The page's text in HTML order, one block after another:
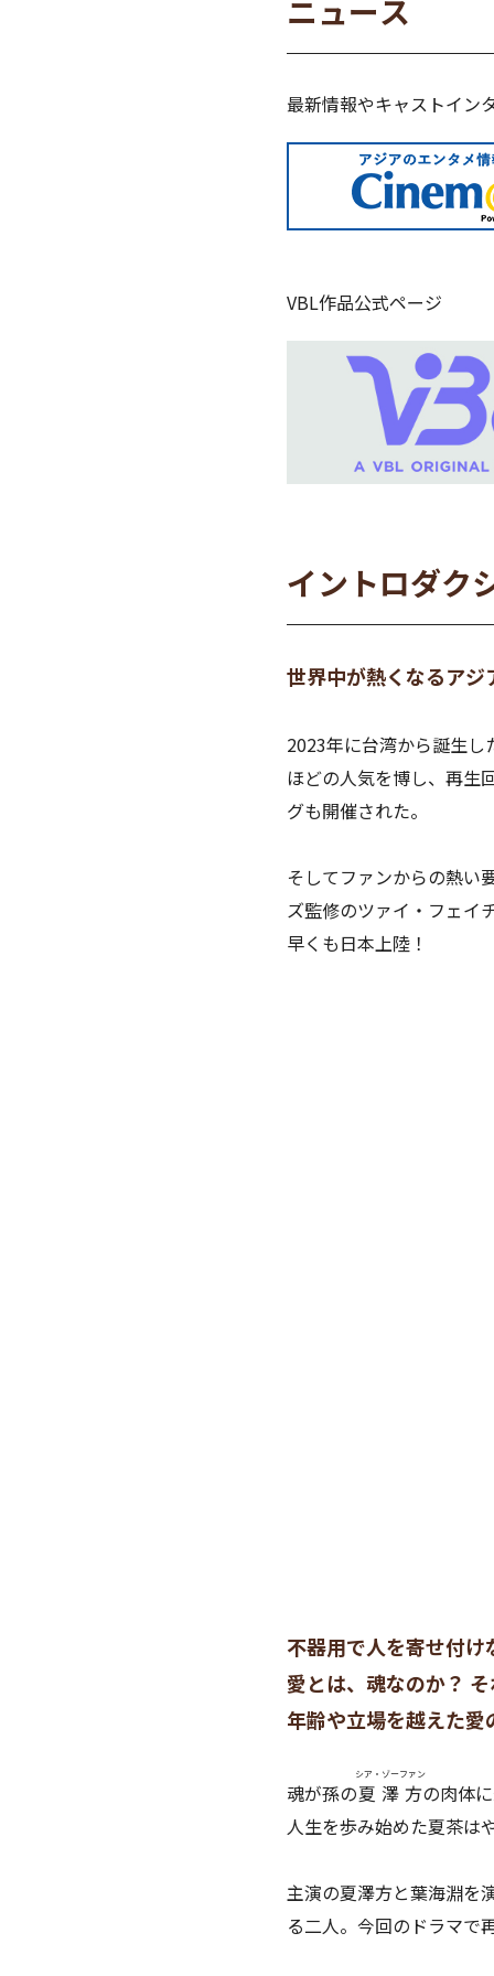
ニュース
最新情報やキャストイン
VBL作品公式ページ
イントロダク
世界中が熱くなるア
2023年に台湾から誕生
ほどの人気を博し、再生
グも開催された。
そしてファンからの熱い
ズ監修のツァイ・フェイ
早くも日本上陸！
不器用で人を寄せ付
愛とは、魂なのか？
年齢や立場を越えた
魂が孫の夏澤方
シア・ゾーファン
の肉体
人生を歩み始めた夏茶は
主演の夏澤方と葉海淵を
る二人。今回のドラマで